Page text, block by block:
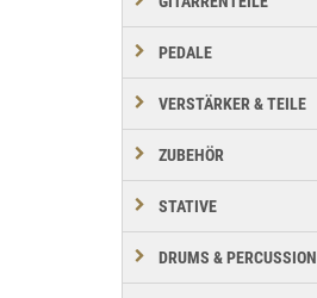
PEDALE
VERSTÄRKER & TEILE
ZUBEHÖR
STATIVE
DRUMS & PERCUSSION